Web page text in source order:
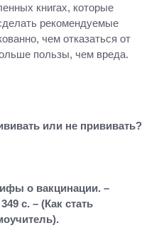
книгах, которые
рекомендуемые
чем отказаться от
пользы, чем вреда.
или не прививать?
о вакцинации. –
с. – (Как стать